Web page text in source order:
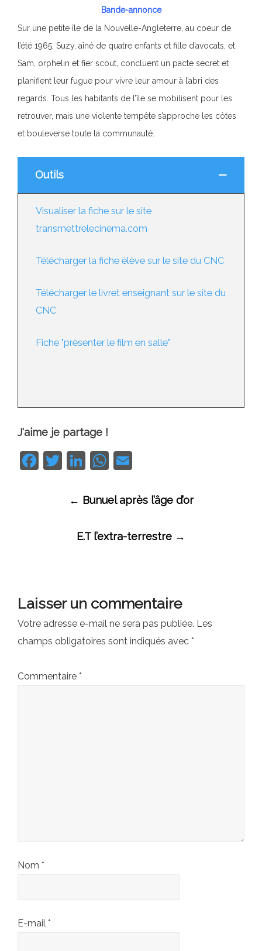
Bande-annonce
Sur une petite île de la Nouvelle-Angleterre, au coeur de
l’été 1965, Suzy, aîné de quatre enfants et fille d’avocats, et
Sam, orphelin et fier scout, concluent un pacte secret et
planifient leur fugue pour vivre leur amour à l’abri des
regards. Tous les habitants de l’île se mobilisent pour les
retrouver, mais une violente tempête s’approche les côtes
et bouleverse toute la communauté.
Outils
Visualiser la fiche sur le site
transmettrelecinema.com
Télécharger la fiche élève sur le site du CNC
Télécharger le livret enseignant sur le site du
CNC
Fiche "présenter le film en salle"
J'aime je partage !
Facebook
Twitter
LinkedIn
WhatsApp
Navigation
articles
← Bunuel après l’âge d’or
E.T l’extra-terrestre →
Laisser un commentaire
Votre adresse e-mail ne sera pas publiée. Les
champs obligatoires sont indiqués avec *
Commentaire *
Nom *
E-mail *